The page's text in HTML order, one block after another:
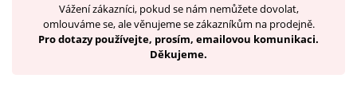
Vážení zákazníci, pokud se nám nemůžete dovolat,
omlouváme se, ale věnujeme se zákazníkům na prodejně.
Pro dotazy používejte, prosím, emailovou komunikaci.
Děkujeme.